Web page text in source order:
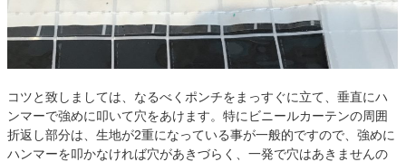
コツと致しましては、なるべくポンチをまっすぐに立て、垂直にハ
ンマーで強めに叩いて穴をあけます。特にビニールカーテンの周囲
折返し部分は、生地が2重になっている事が一般的ですので、強めに
ハンマーを叩かなければ穴があきづらく、一発で穴はあきませんの